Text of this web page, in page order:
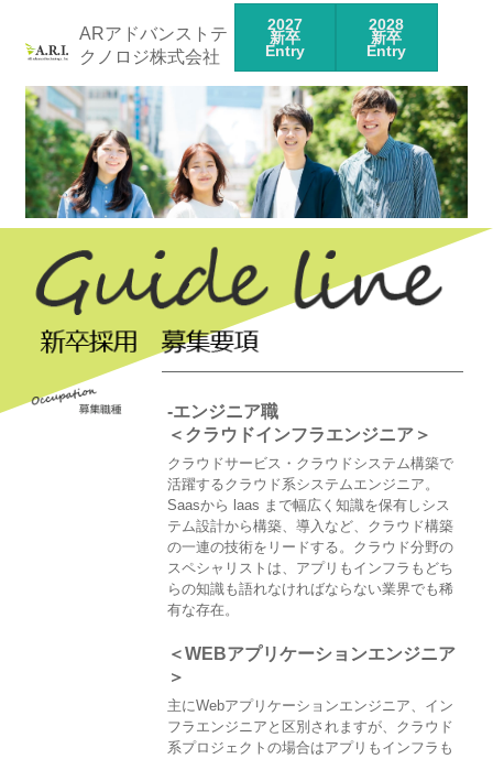
ARアドバンストテ
クノロジ株式会社
2027
新卒
Entry
2028
新卒
Entry
-エンジニア職
＜クラウドインフラエンジニア＞
クラウドサービス・クラウドシステム構築で
活躍するクラウド系システムエンジニア。
Saasから laas まで幅広く知識を保有しシス
テム設計から構築、導入など、クラウド構築
の一連の技術をリードする。クラウド分野の
スペシャリストは、アプリもインフラもどち
らの知識も語れなければならない業界でも稀
有な存在。
＜WEBアプリケーションエンジニア
＞
主にWebアプリケーションエンジニア、イン
フラエンジニアと区別されますが、クラウド
系プロジェクトの場合はアプリもインフラも